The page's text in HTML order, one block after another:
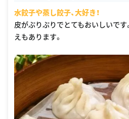
水餃子や蒸し餃子、大好き！
皮がぷりぷりでとてもおいしいで
えもあります。